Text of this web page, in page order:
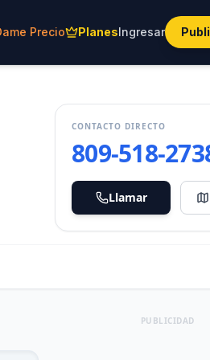
Precio PlanesIngresar
CONTACTO DIRECTO
809-518-
Llamar
PUBLICIDAD